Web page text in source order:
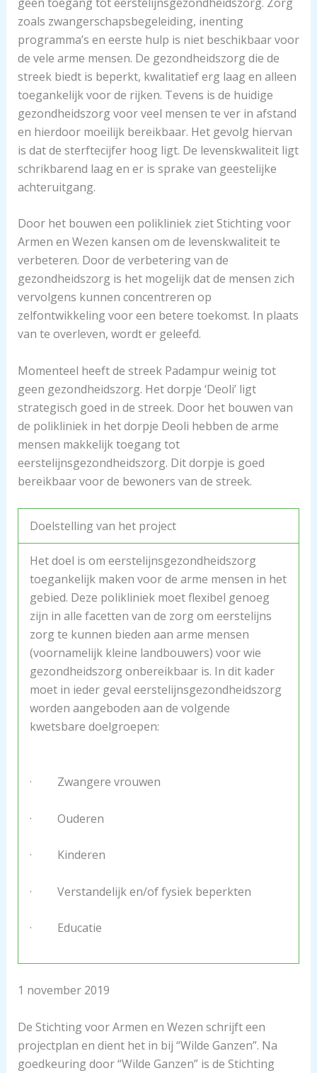
zoals zwangerschapsbegeleiding, inenting
programma’s en eerste hulp is niet beschikbaar voor
de vele arme mensen. De gezondheidszorg die de
streek biedt is beperkt, kwalitatief erg laag en alleen
toegankelijk voor de rijken. Tevens is de huidige
gezondheidszorg voor veel mensen te ver in afstand
en hierdoor moeilijk bereikbaar. Het gevolg hiervan
is dat de sterftecijfer hoog ligt. De levenskwaliteit ligt
schrikbarend laag en er is sprake van geestelijke
achteruitgang.
Door het bouwen een polikliniek ziet Stichting voor
Armen en Wezen kansen om de levenskwaliteit te
verbeteren. Door de verbetering van de
gezondheidszorg is het mogelijk dat de mensen zich
vervolgens kunnen concentreren op
zelfontwikkeling voor een betere toekomst. In plaats
van te overleven, wordt er geleefd.
Momenteel heeft de streek Padampur weinig tot
geen gezondheidszorg. Het dorpje ‘Deoli’ ligt
strategisch goed in de streek. Door het bouwen van
de polikliniek in het dorpje Deoli hebben de arme
mensen makkelijk toegang tot
eerstelijnsgezondheidszorg. Dit dorpje is goed
bereikbaar voor de bewoners van de streek.
Doelstelling van het project
Het doel is om eerstelijnsgezondheidszorg
toegankelijk maken voor de arme mensen in het
gebied. Deze polikliniek moet flexibel genoeg
zijn in alle facetten van de zorg om eerstelijns
zorg te kunnen bieden aan arme mensen
(voornamelijk kleine landbouwers) voor wie
gezondheidszorg onbereikbaar is. In dit kader
moet in ieder geval eerstelijnsgezondheidszorg
worden aangeboden aan de volgende
kwetsbare doelgroepen:
· Zwangere vrouwen
· Ouderen
· Kinderen
· Verstandelijk en/of fysiek beperkten
· Educatie
1 november 2019
De Stichting voor Armen en Wezen schrijft een
projectplan en dient het in bij “Wilde Ganzen”. Na
goedkeuring door “Wilde Ganzen” is de Stichting